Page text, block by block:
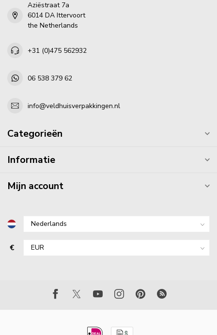
Aziëstraat 7a
6014 DA Ittervoort
the Netherlands
+31 (0)475 562932
06 538 379 62
info@veldhuisverpakkingen.nl
Categorieën
Informatie
Mijn account
€